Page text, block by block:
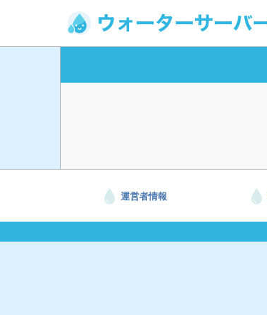
運営者情報